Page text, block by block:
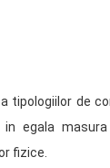
tipologiilor de
in egala
fizice.